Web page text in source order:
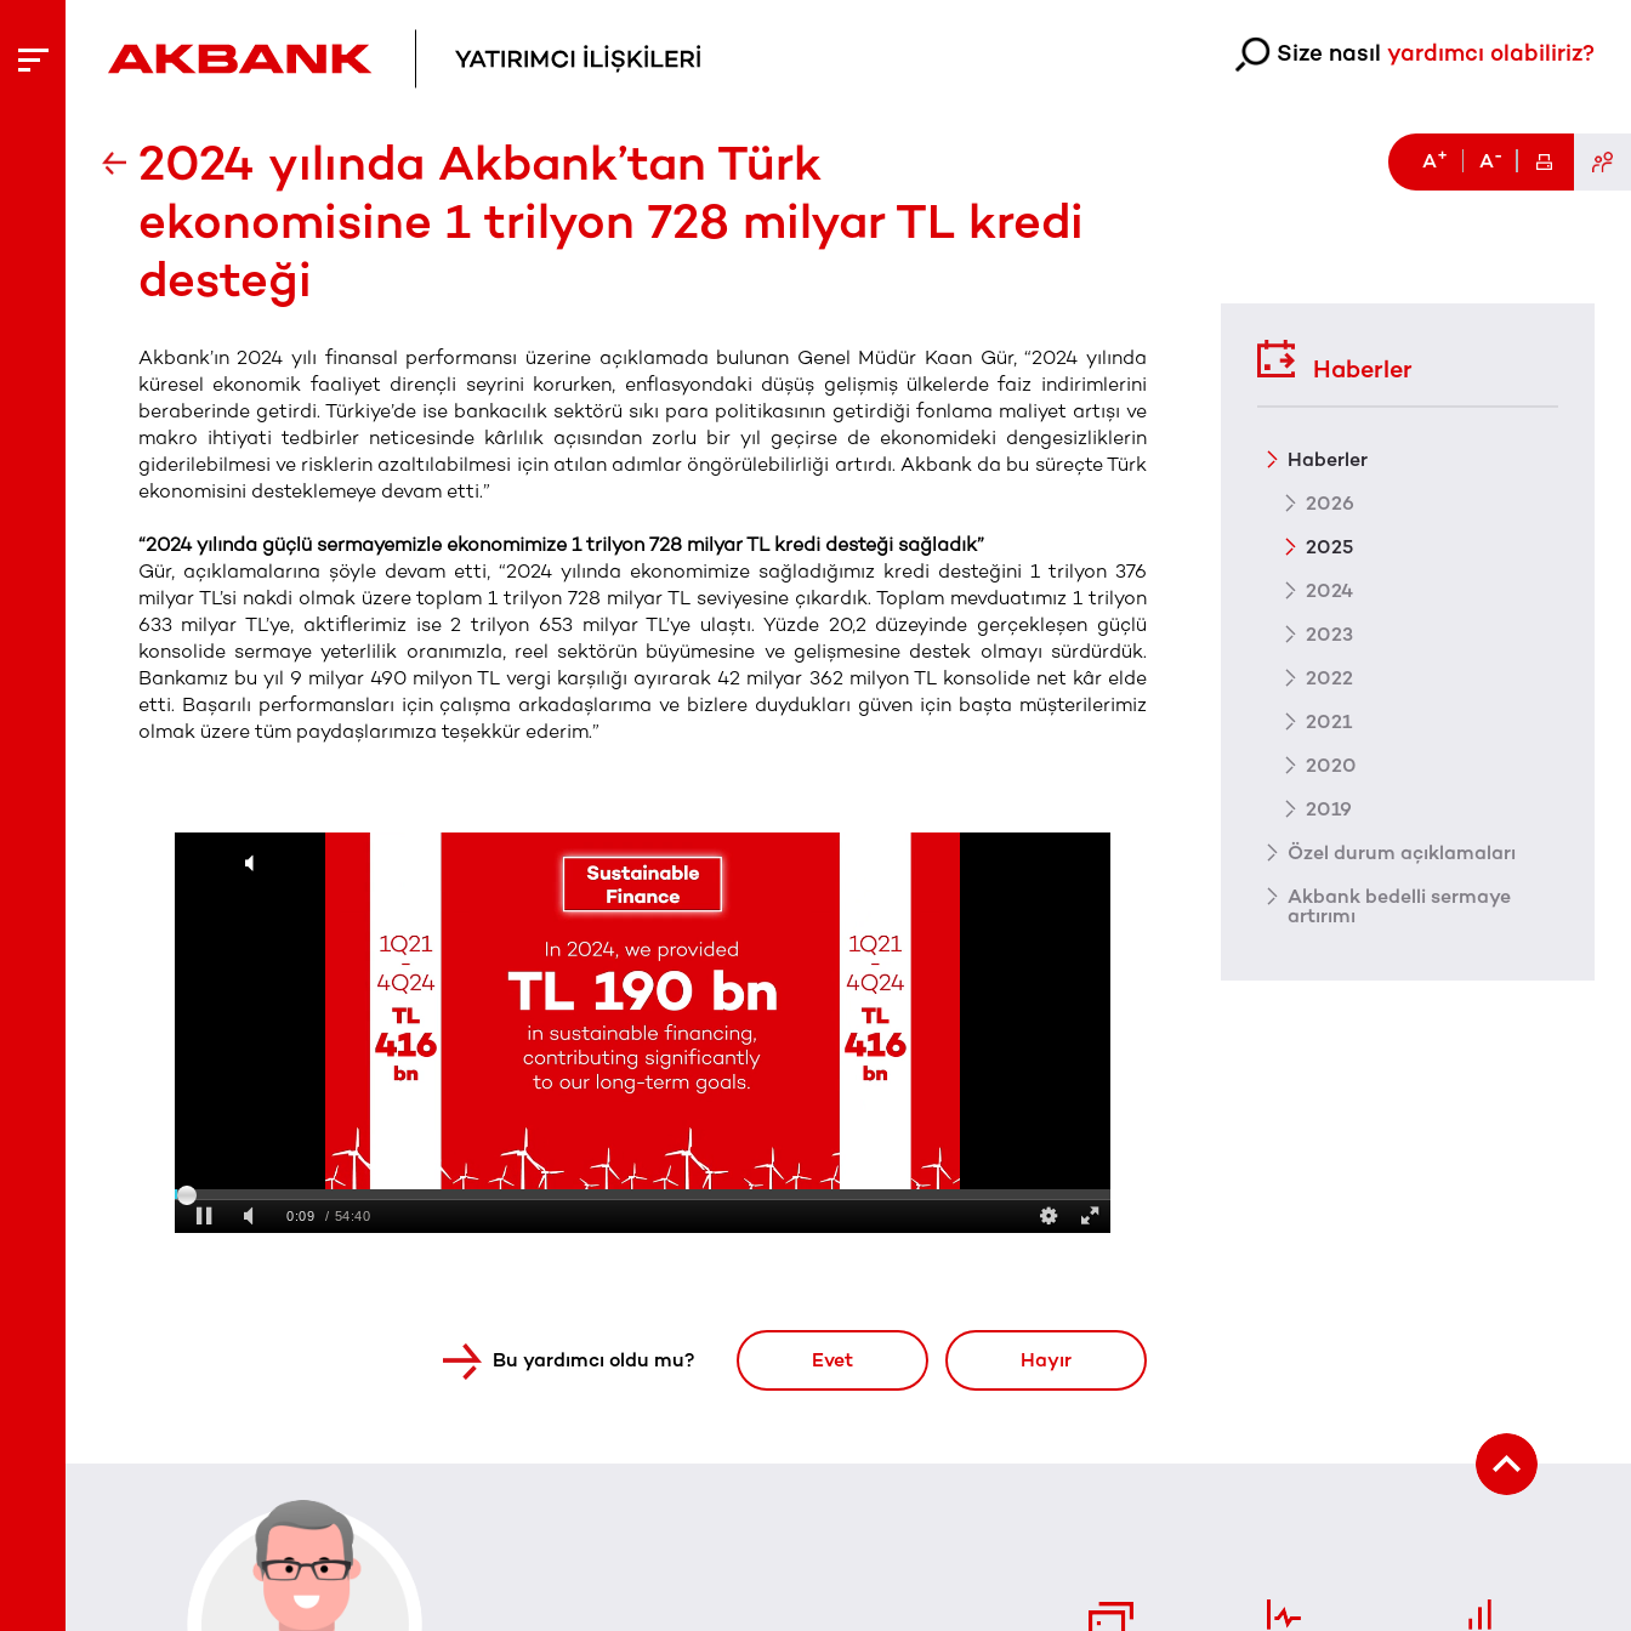
Size nasıl yardımcı olabiliriz?
2024 yılında Akbank’tan Türk
ekonomisine 1 trilyon 728 milyar TL kredi
desteği
Akbank’ın 2024 yılı finansal performansı üzerine açıklamada bulunan Genel Müdür Kaan Gür, “2024 yılında
küresel ekonomik faaliyet dirençli seyrini korurken, enflasyondaki düşüş gelişmiş ülkelerde faiz indirimlerini
beraberinde getirdi. Türkiye’de ise bankacılık sektörü sıkı para politikasının getirdiği fonlama maliyet artışı ve
makro ihtiyati tedbirler neticesinde kârlılık açısından zorlu bir yıl geçirse de ekonomideki dengesizliklerin
giderilebilmesi ve risklerin azaltılabilmesi için atılan adımlar öngörülebilirliği artırdı. Akbank da bu süreçte Türk
ekonomisini desteklemeye devam etti.”
“2024 yılında güçlü sermayemizle ekonomimize 1 trilyon 728 milyar TL kredi desteği sağladık”
Gür, açıklamalarına şöyle devam etti, “2024 yılında ekonomimize sağladığımız kredi desteğini 1 trilyon 376
milyar TL’si nakdi olmak üzere toplam 1 trilyon 728 milyar TL seviyesine çıkardık. Toplam mevduatımız 1 trilyon
633 milyar TL’ye, aktiflerimiz ise 2 trilyon 653 milyar TL’ye ulaştı. Yüzde 20,2 düzeyinde gerçekleşen güçlü
konsolide sermaye yeterlilik oranımızla, reel sektörün büyümesine ve gelişmesine destek olmayı sürdürdük.
Bankamız bu yıl 9 milyar 490 milyon TL vergi karşılığı ayırarak 42 milyar 362 milyon TL konsolide net kâr elde
etti. Başarılı performansları için çalışma arkadaşlarıma ve bizlere duydukları güven için başta müşterilerimiz
olmak üzere tüm paydaşlarımıza teşekkür ederim.”
Bu yardımcı oldu mu? Evet Hayır
A+ A-
Haberler
Haberler
2026
2025
2024
2023
2022
2021
2020
2019
Özel durum açıklamaları
Akbank bedelli sermaye
artırımı